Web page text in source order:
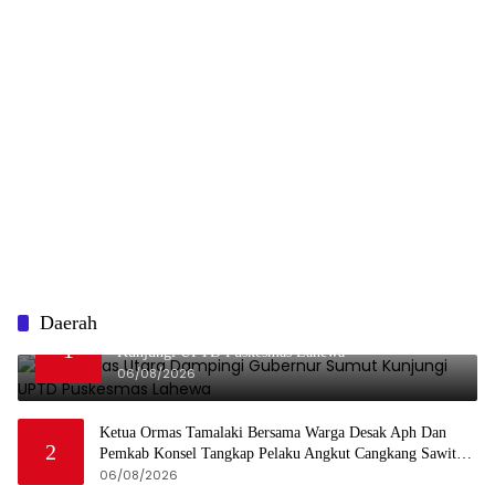
Daerah
1
Kunjungi UPTD Puskesmas Lahewa
06/08/2026
2
Ketua Ormas Tamalaki Bersama Warga Desak Aph Dan
Pemkab Konsel Tangkap Pelaku Angkut Cangkang Sawit
Overload, Truk PT KAP Melintas Jalan Umum
06/08/2026